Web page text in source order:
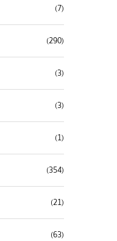
(7)
(290)
(3)
(3)
(1)
(354)
(21)
(63)